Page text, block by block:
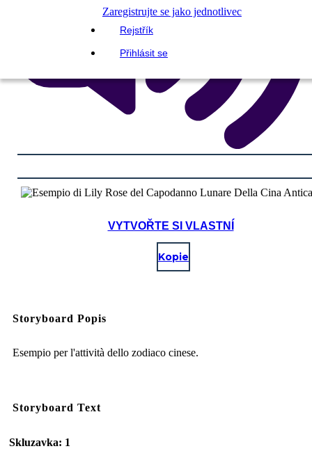
Zaregistrujte se jako jednotlivec
Rejstřík
Přihlásit se
VYTVOŘTE SI VLASTNÍ
Kopie
Storyboard Popis
Esempio per l'attività dello zodiaco cinese.
Storyboard Text
Skluzavka: 1